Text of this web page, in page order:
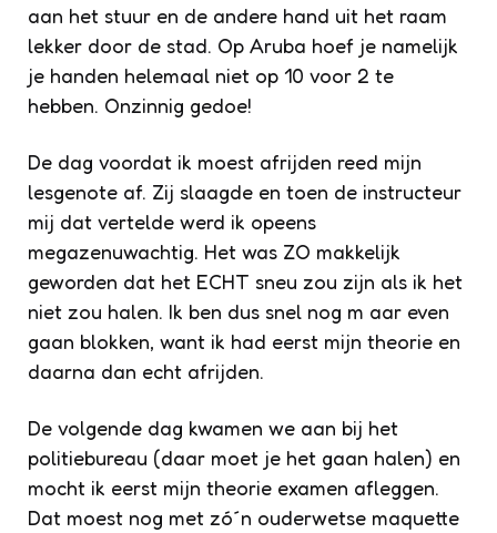
aan het stuur en de andere hand uit het raam
lekker door de stad. Op Aruba hoef je namelijk
je handen helemaal niet op 10 voor 2 te
hebben. Onzinnig gedoe!
De dag voordat ik moest afrijden reed mijn
lesgenote af. Zij slaagde en toen de instructeur
mij dat vertelde werd ik opeens
megazenuwachtig. Het was ZO makkelijk
geworden dat het ECHT sneu zou zijn als ik het
niet zou halen. Ik ben dus snel nog m aar even
gaan blokken, want ik had eerst mijn theorie en
daarna dan echt afrijden.
De volgende dag kwamen we aan bij het
politiebureau (daar moet je het gaan halen) en
mocht ik eerst mijn theorie examen afleggen.
Dat moest nog met zó´n ouderwetse maquette